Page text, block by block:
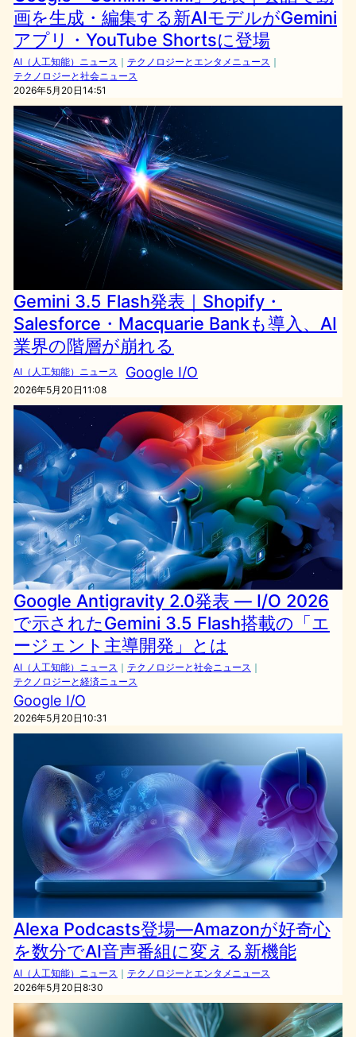
画を生成・編集する新AIモデルがGemini
アプリ・YouTube Shortsに登場
AI（人工知能）ニュース ｜ テクノロジーとエンタメニュース ｜
テクノロジーと社会ニュース
2026年5月20日14:51
Gemini 3.5 Flash発表｜Shopify・
Salesforce・Macquarie Bankも導入、AI
業界の階層が崩れる
AI（人工知能）ニュース Google I/O
2026年5月20日11:08
Google Antigravity 2.0発表 — I/O 2026
で示されたGemini 3.5 Flash搭載の「エ
ージェント主導開発」とは
AI（人工知能）ニュース ｜ テクノロジーと社会ニュース ｜
テクノロジーと経済ニュース
Google I/O
2026年5月20日10:31
Alexa Podcasts登場—Amazonが好奇心
を数分でAI音声番組に変える新機能
AI（人工知能）ニュース ｜ テクノロジーとエンタメニュース
2026年5月20日8:30